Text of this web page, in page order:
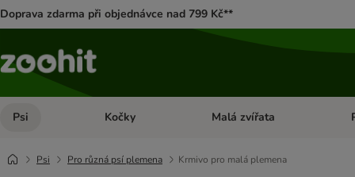
Doprava zdarma při objednávce nad 799 Kč**
Psi Otevřít menu: Psi
Kočky Otevřít menu: Kočky
Malá zvířata
Psi Pro různá psí plemena Krmivo pro malá plemena